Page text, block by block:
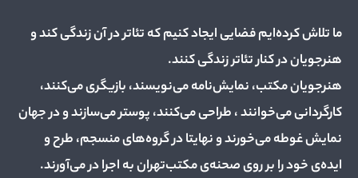
ما تلاش کرده‌ایم فضایی ایجاد کنیم که تئاتر در آن زندگی کند و
هنرجویان در کنار تئاتر زندگی کنند.
هنرجویان مکتب، نمایش‌نامه می‌نویسند، بازیگری می‌کنند،
کارگردانی می‌خوانند ، طراحی می‌کنند، پوستر می‌سازند و در جهان
نمایش غوطه می‌خورند و نهایتا در گروه‌های منسجم، طرح و
ایده‌ی خود را بر روی صحنه‌ی مکتب‌تهران به اجرا در می‌آورند.